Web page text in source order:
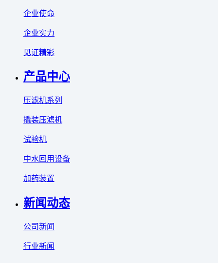
企业使命
企业实力
见证精彩
产品中心
压滤机系列
撬装压滤机
试验机
中水回用设备
加药装置
新闻动态
公司新闻
行业新闻